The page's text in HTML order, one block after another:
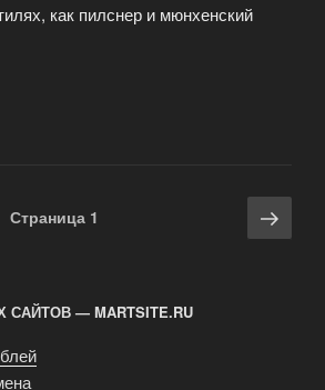
как пилснер и мюнхенский
Страница 1
— MARTSITE.RU